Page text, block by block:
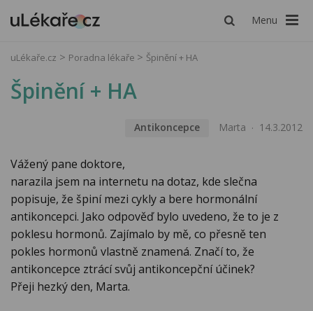
Menu
uLékaře.cz Poradna lékaře Špinění + HA
Špinění + HA
Antikoncepce Marta 14.3.2012
Vážený pane doktore,
narazila jsem na internetu na dotaz, kde slečna
popisuje, že špiní mezi cykly a bere hormonální
antikoncepci. Jako odpověď bylo uvedeno, že to je z
poklesu hormonů. Zajímalo by mě, co přesně ten
pokles hormonů vlastně znamená. Značí to, že
antikoncepce ztrácí svůj antikoncepční účinek?
Přeji hezký den, Marta.